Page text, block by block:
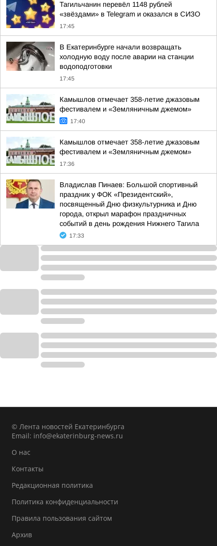
Тагильчанин перевёл 1148 рублей
«звёздами» в Telegram и оказался в СИЗО
17:45
В Екатеринбурге начали возвращать
холодную воду после аварии на станции
водоподготовки
17:45
Камышлов отмечает 358-летие джазовым
фестивалем и «Земляничным джемом»
17:40
Камышлов отмечает 358-летие джазовым
фестивалем и «Земляничным джемом»
17:36
Владислав Пинаев: Большой спортивный
праздник у ФОК «Президентский»,
посвященный Дню физкультурника и Дню
города, открыл марафон праздничных
событий в день рождения Нижнего Тагила
17:33
© Лента новостей Екатеринбурга
Email: info@ekaterinburg-news.ru
О нас
Контакты
Редакционная политика
Политика конфиденциальности
Правила пользования сайтом
Архив